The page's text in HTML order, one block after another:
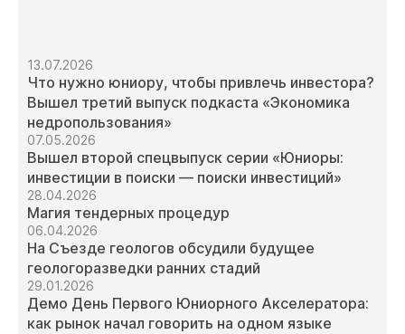
13.07.2026
Что нужно юниору, чтобы привлечь инвестора?
Вышел третий выпуск подкаста «Экономика
недропользования»
07.05.2026
Вышел второй спецвыпуск серии «Юниоры:
инвестиции в поиски — поиски инвестиций»
28.04.2026
Магия тендерных процедур
06.04.2026
На Съезде геологов обсудили будущее
геологоразведки ранних стадий
29.01.2026
Демо День Первого Юниорного Акселератора:
как рынок начал говорить на одном языке